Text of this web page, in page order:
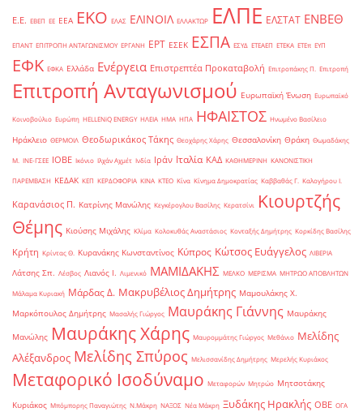
Ε.Ε. ΕΒΕΠ ΕΕ ΕΕΑ ΕΚΟ ΕΛΑΣ ΕΛΙΝΟΙΛ ΕΛΛΑΚΤΩΡ ΕΛΠΕ ΕΛΣΤΑΤ ΕΝΒΕΘ
ΕΠΑΝΤ ΕΠΙΤΡΟΠΗ ΑΝΤΑΓΩΝΙΣΜΟΥ ΕΡΓΑΝΗ ΕΡΤ ΕΣΕΚ ΕΣΠΑ ΕΣΥΔ ΕΤΕΑΕΠ ΕΤΕΚΑ ΕΤΕπ ΕΥΠ
ΕΦΚ ΕΦΚΑ Ελλάδα Ενέργεια Επιστρεπτέα Προκαταβολή Επιτροπάκης Π. Επιτροπή
Επιτροπή Ανταγωνισμού Ευρωπαϊκή Ένωση Ευρωπαϊκό
Κοινοβούλιο Ευρώπη ΗELLENiQ ENERGY ΗΛΕΙΑ ΗΜΑ ΗΠΑ ΗΦΑΙΣΤΟΣ Ηνωμένο Βασίλειο
Ηράκλειο ΘΕΡΜΟΙΛ Θεοδωρικάκος Τάκης Θεοχάρης Χάρης Θεσσαλονίκη Θράκη Θωμαδάκης
Μ. ΙΝΕ-ΓΣΕΕ ΙΟΒΕ Ικόνιο Ιλχάν Αχμέτ Ινδία Ιράν Ιταλία ΚΑΔ ΚΑΘΗΜΕΡΙΝΗ ΚΑΝΟΝΙΣΤΙΚΗ
ΠΑΡΕΜΒΑΣΗ ΚΕΔΑΚ ΚΕΠ ΚΕΡΔΟΦΟΡΙΑ ΚΙΝΑ ΚΤΕΟ Κίνα Κίνημα Δημοκρατίας Καββαθάς Γ. Καλογήρου Ι.
Καρανάσιος Π. Κατρίνης Μανώλης Κεγκέρογλου Βασίλης Κερατσίνι
Κιουρτζής
Θέμης Κιούσης Μιχάλης Κλίμα Κολοκυθάς Αναστάσιος Κονταξής Δημήτρης Κορκίδης Βασίλης
Κρήτη Κρίντας Θ. Κυρανάκης Κωνσταντίνος Κύπρος Κώτσος Ευάγγελος ΛΙΒΕΡΙΑ
Λάτσης Σπ. Λέσβος Λιανός Ι. Λιμενικό ΜΑΜΙΔΑΚΗΣ ΜΕΛΚΟ ΜΕΡΙΣΜΑ ΜΗΤΡΩΟ ΑΠΟΒΛΗΤΩΝ
Μάλαμα Κυριακή Μάρδας Δ. Μακρυβέλιος Δημήτρης Μαμουλάκης Χ.
Μαρκόπουλος Δημήτρης Μασαλής Γιώργος Μαυράκης Γιάννης Μαυράκης
Μανώλης Μαυράκης Χάρης Μαυρομμάτης Γιώργος Μεθάνιο Μελίδης
Αλέξανδρος Μελίδης Σπύρος Μελισσανίδης Δημήτρης Μερελής Κυριάκος
Μεταφορικό Ισοδύναμο Μεταφορών Μητρώο Μητσοτάκης
Κυριάκος Μπόμπορης Παναγιώτης Ν.Μάκρη ΝΑΞΟΣ Νέα Μάκρη Ξυδάκης Ηρακλής ΟΒΕ ΟΓΑ